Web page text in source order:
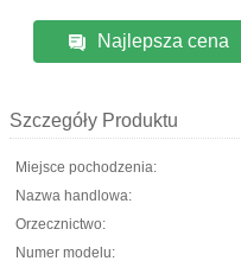
Najlepsza cena
Szczegóły Produktu
Miejsce pochodzenia:
Nazwa handlowa:
Orzecznictwo:
Numer modelu: